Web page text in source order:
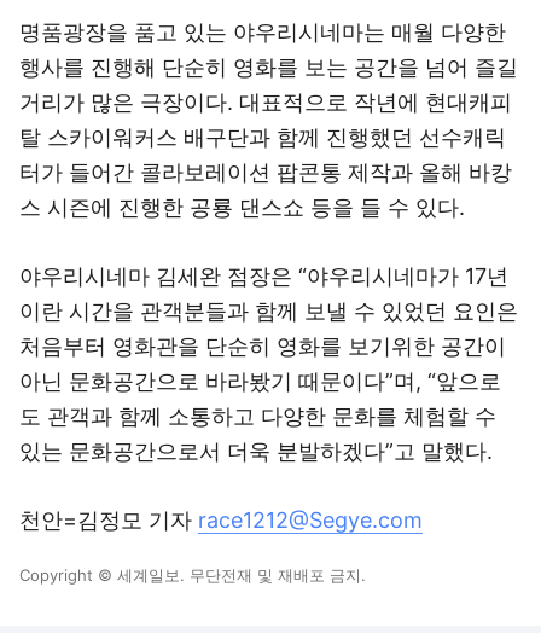
명품광장을 품고 있는 야우리시네마는 매월 다양한
행사를 진행해 단순히 영화를 보는 공간을 넘어 즐길
거리가 많은 극장이다. 대표적으로 작년에 현대캐피
탈 스카이워커스 배구단과 함께 진행했던 선수캐릭
터가 들어간 콜라보레이션 팝콘통 제작과 올해 바캉
스 시즌에 진행한 공룡 댄스쇼 등을 들 수 있다.
야우리시네마 김세완 점장은 “야우리시네마가 17년
이란 시간을 관객분들과 함께 보낼 수 있었던 요인은
처음부터 영화관을 단순히 영화를 보기위한 공간이
아닌 문화공간으로 바라봤기 때문이다”며, “앞으로
도 관객과 함께 소통하고 다양한 문화를 체험할 수
있는 문화공간으로서 더욱 분발하겠다”고 말했다.
천안=김정모 기자 race1212@Segye.com
Copyright © 세계일보. 무단전재 및 재배포 금지.